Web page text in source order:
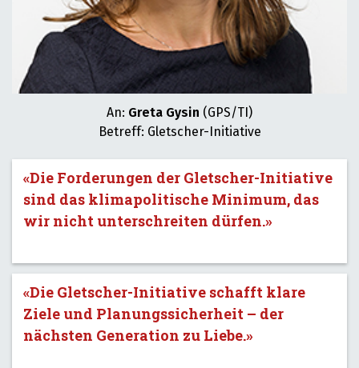
An: Greta Gysin (GPS/TI)
Betreff: Gletscher-Initiative
«Die Forderungen der Gletscher-Initiative
sind das klimapolitische Minimum, das
wir nicht unterschreiten dürfen.»
«Die Gletscher-Initiative schafft klare
Ziele und Planungssicherheit – der
nächsten Generation zu Liebe.»